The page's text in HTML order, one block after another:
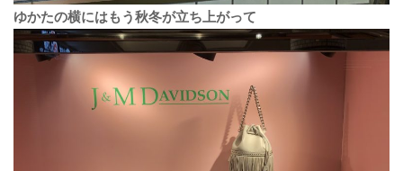
ゆかたの横にはもう秋冬が立ち上がって